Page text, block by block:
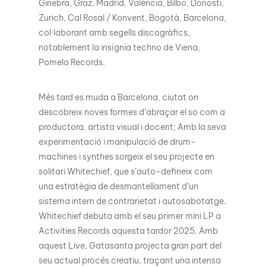
Ginebra, Graz, Madrid, València, Bilbo, Donosti,
Zurich, Cal Rosal / Konvent, Bogotà, Barcelona,
col·laborant amb segells discogràfics,
notablement la insígnia techno de Viena,
Pomelo Records.
Més tard es muda a Barcelona, ciutat on
descobreix noves formes d’abraçar el so com a
productora, artista visual i docent; Amb la seva
experimentació i manipulació de drum-
machines i synthes sorgeix el seu projecte en
solitari Whitechief, que s’auto-defineix com
una estratègia de desmantellament d’un
sistema intern de contrarietat i autosabotatge.
Whitechief debuta amb el seu primer mini LP a
Activities Records aquesta tardor 2025. Amb
aquest Live, Gatasanta projecta gran part del
seu actual procés creatiu, traçant una intensa